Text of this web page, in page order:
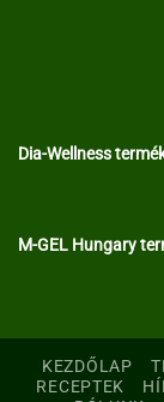
Dia-Wellness
M-GEL Hungary
KEZDŐLAP
RECEPTEK